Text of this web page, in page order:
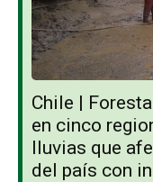
Chile |
en cinco
lluvias que
del país con